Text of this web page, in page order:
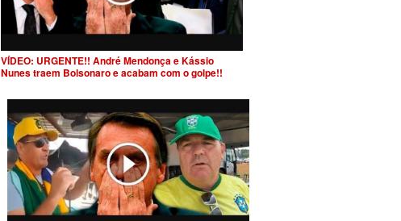
VÍDEO: URGENTE!! André Mendonça e Kássio
Nunes traem Bolsonaro e acabam com o golpe!!